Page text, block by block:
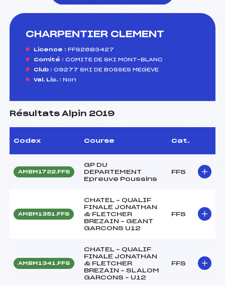
CHARPENTIER CLEMENT
Licence : FFS2683427
Comité : COMITE DE SKI MONT-BLANC
Club : 09277 SKI DE BOSSES MEGEVE
Val. Lic. : Non
Résultats Alpin 2019
Codex Course Cat.
AMBM1722.FFS
GP DU
DEPARTEMENT
Epreuve Poussins
FFS
AMBM1351.FFS
CHATEL – QUALIF
FINALE JONATHAN
& FLETCHER
BREZAIN – GEANT
GARCONS U12
FFS
AMBM1341.FFS
CHATEL – QUALIF
FINALE JONATHAN
& FLETCHER
BREZAIN – SLALOM
GARCONS – U12
FFS